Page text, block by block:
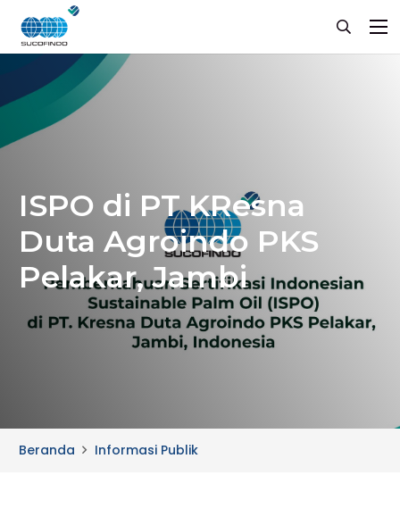
ISPO di PT KResna
Duta Agroindo PKS
Pelakar, Jambi
Beranda Informasi Publik